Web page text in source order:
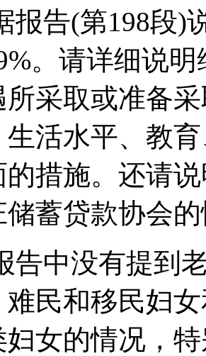
报告(第198段)
。请详细说
所采取或准备
生活水平、教
的措施。还请
储蓄贷款协会
告中没有提到
难民和移民妇
妇女的情况，